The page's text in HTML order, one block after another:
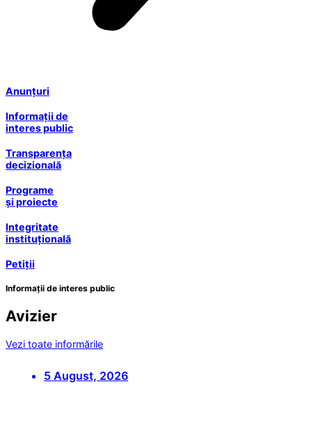
Anunțuri
Informații de
interes public
Transparența
decizională
Programe
și proiecte
Integritate
instituțională
Petiții
Informații de interes public
Avizier
Vezi toate informările
5 August, 2026